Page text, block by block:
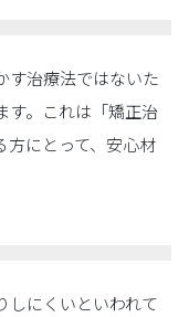
す治療法ではないた
す。これは「矯正治
方にとって、安心材
しにくいといわれて